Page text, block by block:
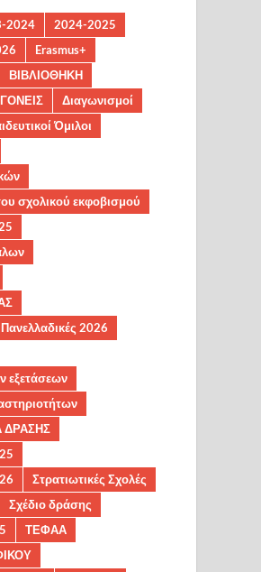
2024
2024-2025
Erasmus+
ΒΙΒΛΙΟΘΗΚΗ
Διαγωνισμοί
Όμιλοι
σχολικού εκφοβισμού
Πανελλαδικές 2026
εξετάσεων
ΔΡΑΣΗΣ
Στρατιωτικές Σχολές
Σχέδιο δράσης
ΤΕΦΑΑ